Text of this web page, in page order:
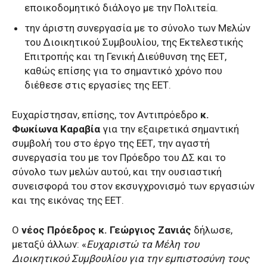
εποικοδομητικό διάλογο με την Πολιτεία.
την άριστη συνεργασία με το σύνολο των Μελών
του Διοικητικού Συμβουλίου, της Εκτελεστικής
Επιτροπής και τη Γενική Διεύθυνση της ΕΕΤ,
καθώς επίσης για το σημαντικό χρόνο που
διέθεσε στις εργασίες της ΕΕΤ.
Ευχαρίστησαν, επίσης, τον Αντιπρόεδρο κ.
Φωκίωνα Καραβία για την εξαιρετικά σημαντική
συμβολή του στο έργο της ΕΕΤ, την αγαστή
συνεργασία του με τον Πρόεδρο του ΔΣ και το
σύνολο των μελών αυτού, και την ουσιαστική
συνεισφορά του στον εκσυγχρονισμό των εργασιών
και της εικόνας της ΕΕΤ.
Ο νέος Πρόεδρος κ. Γεώργιος Ζανιάς δήλωσε,
μεταξύ άλλων: «Ευχαριστώ τα Μέλη του
Διοικητικού Συμβουλίου για την εμπιστοσύνη τους